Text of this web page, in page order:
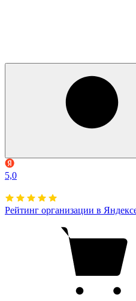
5,0
Рейтинг организации в